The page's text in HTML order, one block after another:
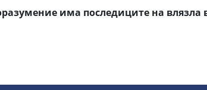
има последиците на влязла